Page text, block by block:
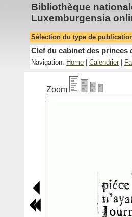
Bibliothèque
Luxemburgensia
Sélection du type de
Clef du cabinet des princes
Navigation: Home Calendrier
Zoom